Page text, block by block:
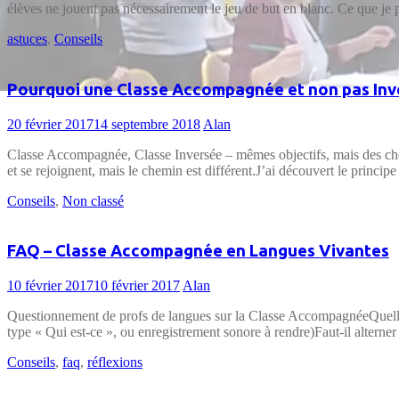
élèves ne jouent pas nécessairement le jeu de but en blanc. Ce que
astuces, Conseils
Pourquoi une Classe Accompagnée et non pas
20 février 201714 septembre 2018 Alan
Classe Accompagnée, Classe Inversée – mêmes objectifs, mais des
et se rejoignent, mais le chemin est différent.J’ai découvert le
Conseils, Non classé
FAQ – Classe Accompagnée en Langues Vivantes
10 février 201710 février 2017 Alan
Questionnement de profs de langues sur la Classe
type « Qui est-ce », ou enregistrement sonore à rendre)Faut-il
Conseils, faq, réflexions